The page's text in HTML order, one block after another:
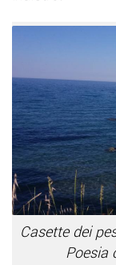
Casette dei
Poesia